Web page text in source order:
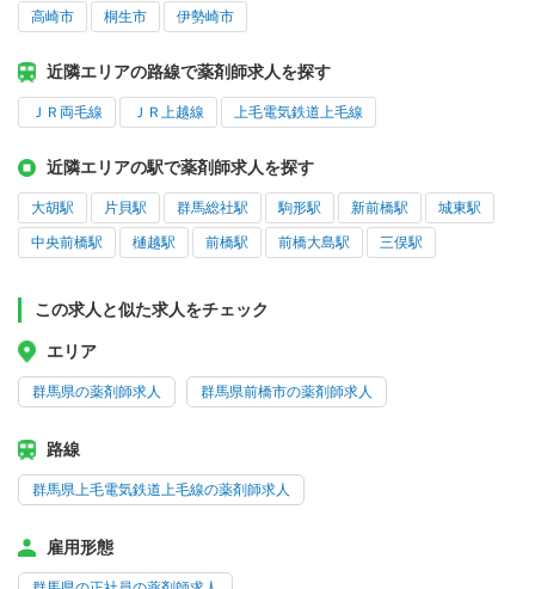
高崎市 桐生市 伊勢崎市
近隣エリアの路線で薬剤師求人を探す
ＪＲ両毛線 ＪＲ上越線 上毛電気鉄道上毛線
近隣エリアの駅で薬剤師求人を探す
大胡駅 片貝駅 群馬総社駅 駒形駅 新前橋駅 城東駅
中央前橋駅 樋越駅 前橋駅 前橋大島駅 三俣駅
この求人と似た求人をチェック
エリア
群馬県の薬剤師求人 群馬県前橋市の薬剤師求人
路線
群馬県上毛電気鉄道上毛線の薬剤師求人
雇用形態